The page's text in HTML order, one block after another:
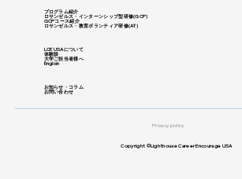
プログラム紹介
ロサンゼルス・インターンシップ型研修​(GCP)
GCPコース紹介
ロサンゼルス・教育ボランティア研修(AT)
LCE USAについて
体験談
大学ご担当者様へ
English
お知らせ・コラム
お問い合わせ
Privacy policy
Copyright ©Lighthouse Career Encourage USA